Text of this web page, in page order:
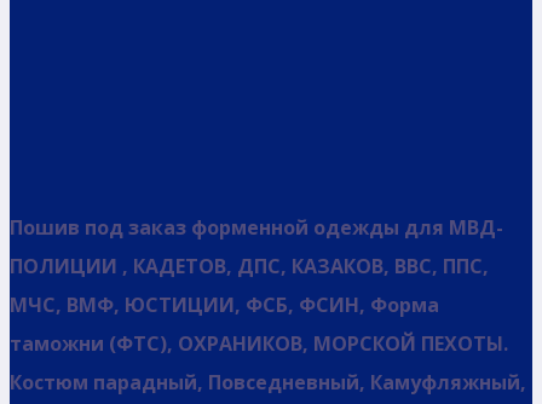
Пошив под заказ форменной одежды для МВД-
ПОЛИЦИИ , КАДЕТОВ, ДПС, КАЗАКОВ, ВВС, ППС,
МЧС, ВМФ, ЮСТИЦИИ, ФСБ, ФСИН, Форма
таможни (ФТС), ОХРАНИКОВ, МОРСКОЙ ПЕХОТЫ.
Костюм парадный, Повседневный, Камуфляжный,